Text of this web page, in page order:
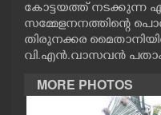
CASE DIARY
CINEMA
കോട്ടയത്ത് നടക്കുന്ന
സമ്മേളനനത്തിന്റെ
തിരുനക്കര
വി.എൻ.വാസവൻ
MORE PHOTOS